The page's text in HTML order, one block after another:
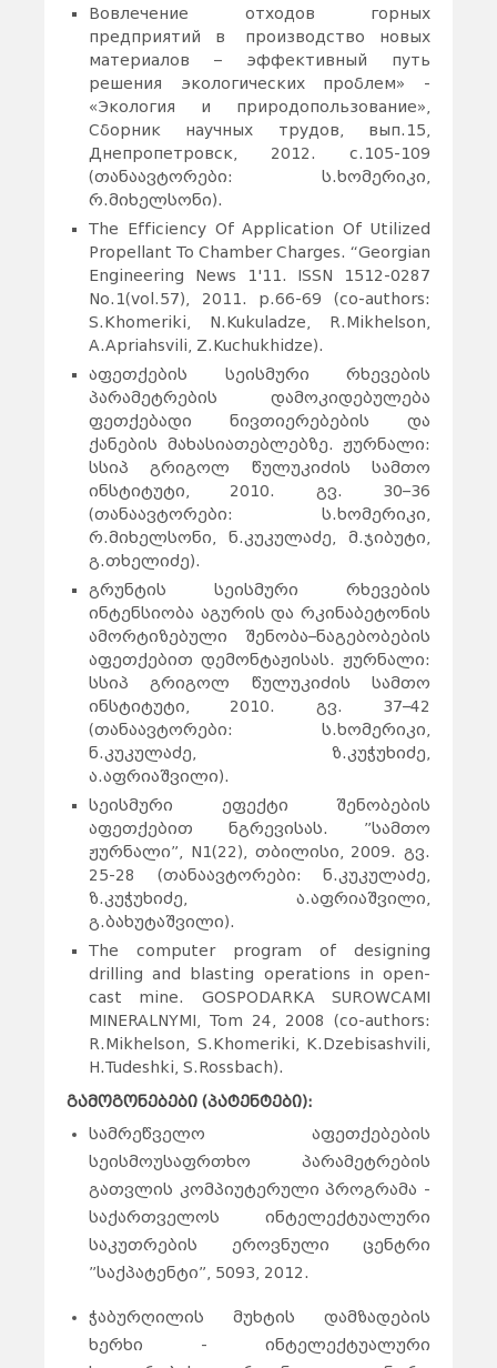
Вовлечение отходов горных
предприятий в производство новых
материалов – эффективный путь
решения экологических проблем» -
«Экология и природопользование»,
Сборник научных трудов, вып.15,
Днепропетровск, 2012. с.105-109
(თანაავტორები: ს.ხომერიკი,
რ.მიხელსონი).
The Efficiency Of Application Of Utilized
Propellant To Chamber Charges. “Georgian
Engineering News 1'11. ISSN 1512-0287
No.1(vol.57), 2011. p.66-69 (co-authors:
S.Khomeriki, N.Kukuladze, R.Mikhelson,
A.Apriahsvili, Z.Kuchukhidze).
აფეთქების სეისმური რხევების
პარამეტრების დამოკიდებულება
ფეთქებადი ნივთიერებების და
ქანების მახასიათებლებზე. ჟურნალი:
სსიპ გრიგოლ წულუკიძის სამთო
ინსტიტუტი, 2010. გვ. 30–36
(თანაავტორები: ს.ხომერიკი,
რ.მიხელსონი, ნ.კუკულაძე, მ.ჯიბუტი,
გ.თხელიძე).
გრუნტის სეისმური რხევების
ინტენსიობა აგურის და რკინაბეტონის
ამორტიზებული შენობა–ნაგებობების
აფეთქებით დემონტაჟისას. ჟურნალი:
სსიპ გრიგოლ წულუკიძის სამთო
ინსტიტუტი, 2010. გვ. 37–42
(თანაავტორები: ს.ხომერიკი,
ნ.კუკულაძე, ზ.კუჭუხიძე,
ა.აფრიაშვილი).
სეისმური ეფექტი შენობების
აფეთქებით ნგრევისას. ”სამთო
ჟურნალი”, N1(22), თბილისი, 2009. გვ.
25-28 (თანაავტორები: ნ.კუკულაძე,
ზ.კუჭუხიძე, ა.აფრიაშვილი,
გ.ბახუტაშვილი).
The computer program of designing
drilling and blasting operations in open-
cast mine. GOSPODARKA SUROWCAMI
MINERALNYMI, Tom 24, 2008 (co-authors:
R.Mikhelson, S.Khomeriki, K.Dzebisashvili,
H.Tudeshki, S.Rossbach).
გამოგონებები (პატენტები):
სამრეწველო აფეთქებების
სეისმოუსაფრთხო პარამეტრების
გათვლის კომპიუტერული პროგრამა -
საქართველოს ინტელექტუალური
საკუთრების ეროვნული ცენტრი
”საქპატენტი”, 5093, 2012.
ჭაბურღილის მუხტის დამზადების
ხერხი - ინტელექტუალური